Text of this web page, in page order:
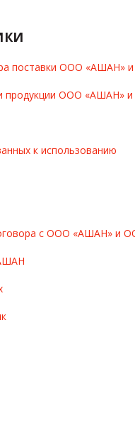
поставки ООО «АШАН»
продукции ООО «АШАН»
к использованию
с ООО «АШАН» и